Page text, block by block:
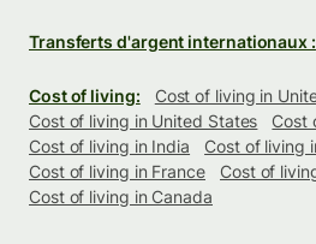
Transferts d'argent internationaux :
Cost of living:
Cost of living in
Cost of living in United States
Cost
Cost of living in India
Cost of living
Cost of living in France
Cost of
Cost of living in Canada